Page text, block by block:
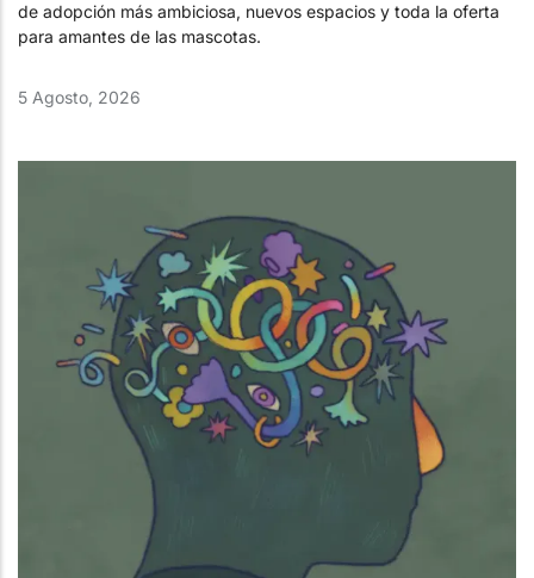
de adopción más ambiciosa, nuevos espacios y toda la oferta
para amantes de las mascotas.
5 Agosto, 2026